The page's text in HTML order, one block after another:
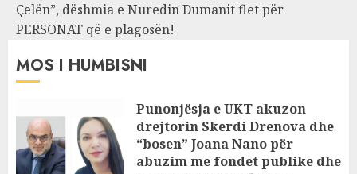
Çelën”, dëshmia e Nuredin Dumanit flet për
PERSONAT që e plagosën!
MOS I HUMBISNI
Punonjësja e UKT akuzon
drejtorin Skerdi Drenova dhe
“bosen” Joana Nano për
abuzim me fondet publike dhe